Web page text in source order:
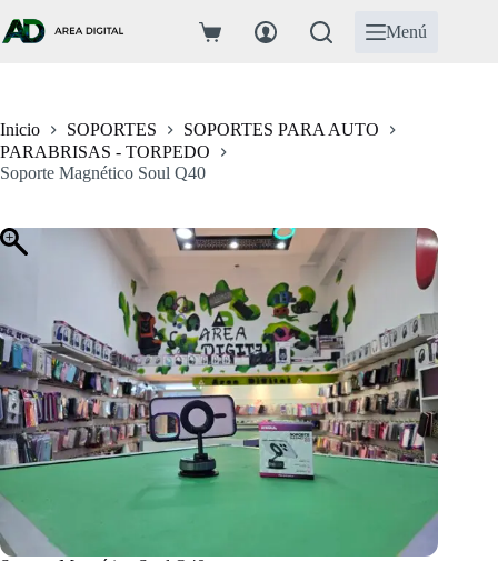
al
contenido
Carro
Menú
Inicio SOPORTES
SOPORTES PARA AUTO
PARABRISAS - TORPEDO
Soporte Magnético Soul Q40